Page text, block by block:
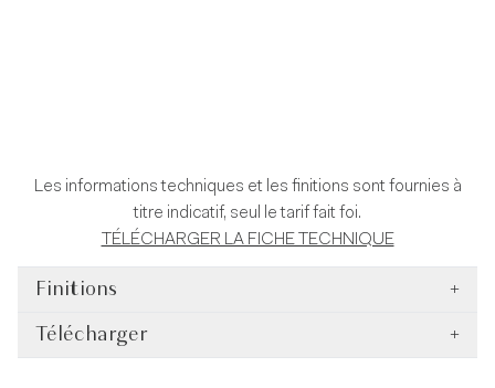
Les informations techniques et les finitions sont fournies à
titre indicatif, seul le tarif fait foi.
TÉLÉCHARGER LA FICHE TECHNIQUE
Finitions +
Télécharger +